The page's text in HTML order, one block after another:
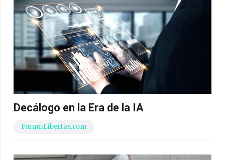
Decálogo en la Era de la IA
ForumLibertas.com